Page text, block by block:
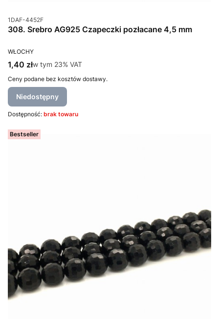
Kod produktu
1DAF-4452F
308. Srebro AG925 Czapeczki pozłacane 4,5 mm
PRODUCENT
WŁOCHY
Cena brutto
1,40 złw tym %s VAT
w tym 23% VAT
Ceny podane bez kosztów dostawy.
Niedostępny
Dostępność: brak towaru
Bestseller